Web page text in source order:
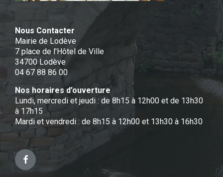
Nous Contacter
Mairie de Lodève
7 place de l'Hôtel de Ville
34700 Lodève
04 67 88 86 00
Nos horaires d’ouverture
Lundi, mercredi et jeudi : de 8h15 à 12h00 et de 13h30
à 17h15
Mardi et vendredi : de 8h15 à 12h00 et 13h30 à 16h30
Facebook